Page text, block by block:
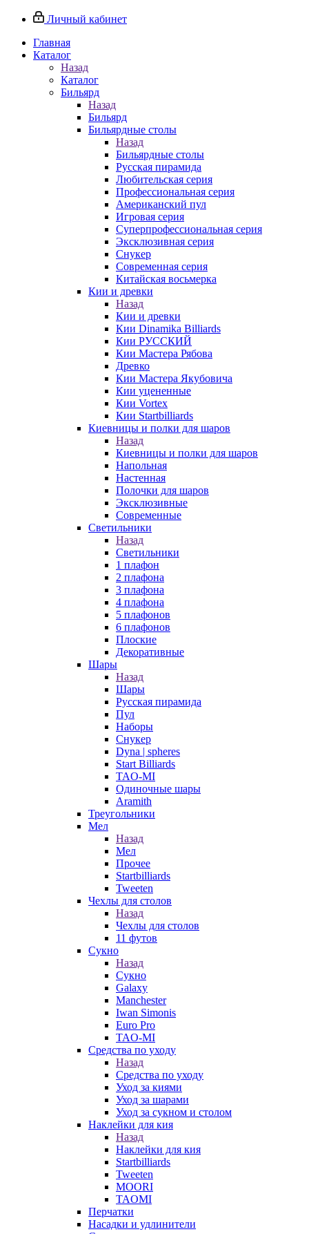
Личный кабинет
Главная
Каталог
Назад
Каталог
Бильярд
Назад
Бильярд
Бильярдные столы
Назад
Бильярдные столы
Русская пирамида
Любительская серия
Профессиональная серия
Американский пул
Игровая серия
Суперпрофессиональная серия
Эксклюзивная серия
Снукер
Современная серия
Китайская восьмерка
Кии и древки
Назад
Кии и древки
Кии Dinamika Billiards
Кии РУССКИЙ
Кии Мастера Рябова
Древко
Кии Мастера Якубовича
Кии уцененные
Кии Vortex
Кии Startbilliards
Киевницы и полки для шаров
Назад
Киевницы и полки для шаров
Напольная
Настенная
Полочки для шаров
Эксклюзивные
Современные
Светильники
Назад
Светильники
1 плафон
2 плафона
3 плафона
4 плафона
5 плафонов
6 плафонов
Плоские
Декоративные
Шары
Назад
Шары
Русская пирамида
Пул
Наборы
Снукер
Dyna | spheres
Start Billiards
TAO-MI
Одиночные шары
Aramith
Треугольники
Мел
Назад
Мел
Прочее
Startbilliards
Tweeten
Чехлы для столов
Назад
Чехлы для столов
11 футов
Сукно
Назад
Сукно
Galaxy
Manchester
Iwan Simonis
Euro Pro
TAO-MI
Средства по уходу
Назад
Средства по уходу
Уход за киями
Уход за шарами
Уход за сукном и столом
Наклейки для кия
Назад
Наклейки для кия
Startbilliards
Tweeten
MOORI
TAOMI
Перчатки
Насадки и удлинители